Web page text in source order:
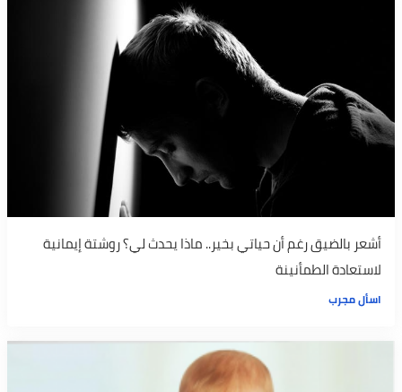
أشعر بالضيق رغم أن حياتي بخير.. ماذا يحدث لي؟ روشتة إيمانية
لاستعادة الطمأنينة
اسأل مجرب